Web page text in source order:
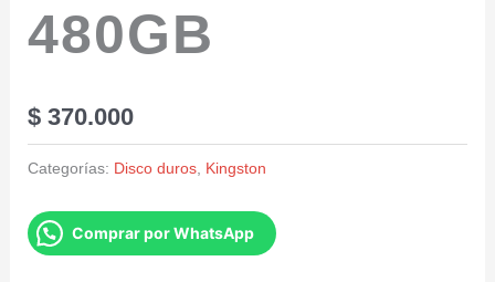
480GB
$370.000
Categorías: Disco duros, Kingston
Comprar por WhatsApp